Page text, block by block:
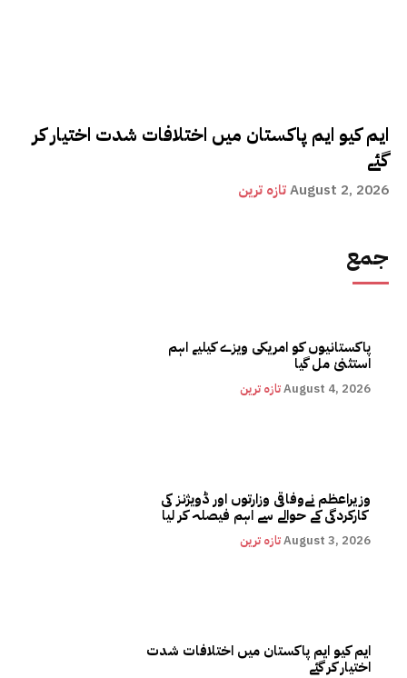
ایم کیو ایم پاکستان میں اختلافات شدت اختیار کر
گئے
تازہ ترینAugust 2, 2026
جمع
پاکستانیوں کو امریکی ویزے کیلیے اہم
استثنیٰ مل گیا
تازہ ترینAugust 4, 2026
وزیراعظم نےوفاقی وزارتوں اور ڈویژنز کی
کارکردگی کے حوالے سے اہم فیصلہ کر لیا
تازہ ترینAugust 3, 2026
ایم کیو ایم پاکستان میں اختلافات شدت
اختیار کر گئے